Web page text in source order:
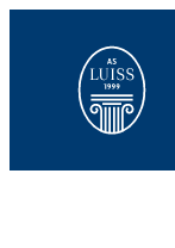
contenuto